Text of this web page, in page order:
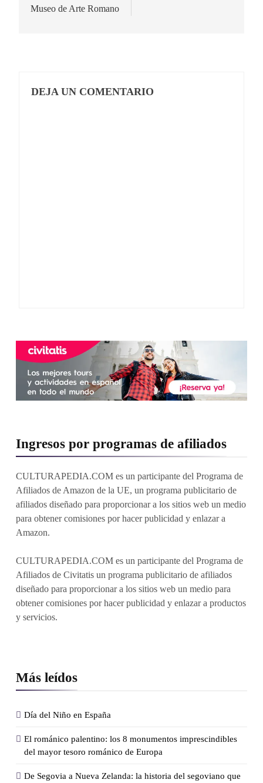
Museo de Arte Romano
DEJA UN COMENTARIO
Ingresos por programas de afiliados
CULTURAPEDIA.COM es un participante del Programa de
Afiliados de Amazon de la UE, un programa publicitario de
afiliados diseñado para proporcionar a los sitios web un medio
para obtener comisiones por hacer publicidad y enlazar a
Amazon.
CULTURAPEDIA.COM es un participante del Programa de
Afiliados de Civitatis un programa publicitario de afiliados
diseñado para proporcionar a los sitios web un medio para
obtener comisiones por hacer publicidad y enlazar a productos
y servicios.
Más leídos
Día del Niño en España
El románico palentino: los 8 monumentos imprescindibles
del mayor tesoro románico de Europa
De Segovia a Nueva Zelanda: la historia del segoviano que